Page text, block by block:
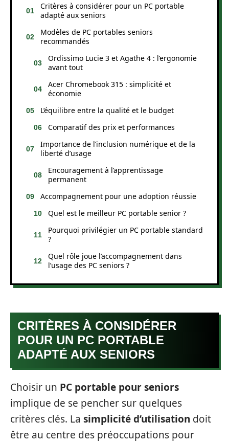
Critères à considérer pour un PC portable
adapté aux seniors
Modèles de PC portables seniors
recommandés
Ordissimo Lucie 3 et Agathe 4 : l’ergonomie
avant tout
Acer Chromebook 315 : simplicité et
économie
L’équilibre entre la qualité et le budget
Comparatif des prix et performances
Importance de l’inclusion numérique et de la
liberté d’usage
Encouragement à l’apprentissage
permanent
Accompagnement pour une adoption réussie
Quel est le meilleur PC portable senior ?
Pourquoi privilégier un PC portable standard
?
Quel rôle joue l’accompagnement dans
l’usage des PC seniors ?
CRITÈRES À CONSIDÉRER
POUR UN PC PORTABLE
ADAPTÉ AUX SENIORS
Choisir un PC portable pour seniors
implique de se pencher sur quelques
critères clés. La simplicité d’utilisation doit
être au centre des préoccupations pour